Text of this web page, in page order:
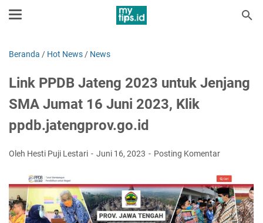
Beranda / Hot News / News
Link PPDB Jateng 2023 untuk Jenjang
SMA Jumat 16 Juni 2023, Klik
ppdb.jatengprov.go.id
Oleh Hesti Puji Lestari Juni 16, 2023 Posting Komentar